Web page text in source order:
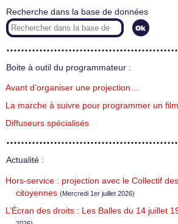
Recherche dans la base de données
Boite à outil du programmateur :
Avant d’organiser une projection…
La marche à suivre pour programmer un film
Diffuseurs spécialisés
Actualité :
Hors-service : projection avec le Collectif
citoyennes (Mercredi 1er juillet 2026)
L’Écran des droits : Les Balles du 14 juillet